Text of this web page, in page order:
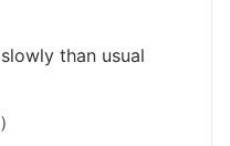
than usual